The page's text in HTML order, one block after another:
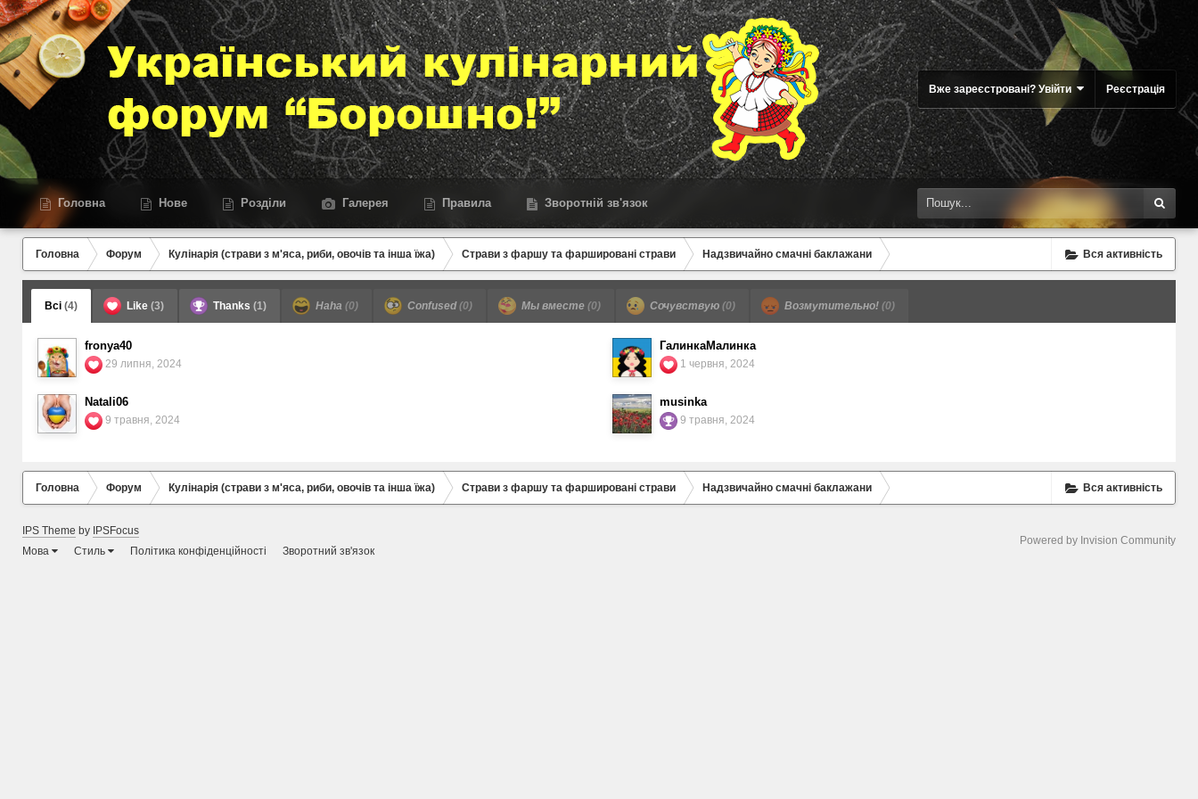
Вже зареєстровані? Увійти Реєстрація
Головна Нове Розділи Галерея Правила Зворотній зв'язок
Вся активність
Головна Форум Кулінарія (страви з м'яса, риби, овочів та інша їжа) Страви з фаршу та фаршировані страви Надзвичайно смачні баклажани
Всі (4) Like (3) Thanks (1) Haha (0) Confused(0) Мы вместе (0) Сочувствую (0) Возмутительно! (0)
fronya40
29 липня, 2024
ГалинкаМалинка
1 червня, 2024
Natali06
9 травня, 2024
musinka
9 травня, 2024
Вся активність
Головна Форум Кулінарія (страви з м'яса, риби, овочів та інша їжа) Страви з фаршу та фаршировані страви Надзвичайно смачні баклажани
IPS Theme by IPSFocus
Мова
Стиль Політика конфіденційності Зворотний зв'язок
Powered by Invision Community